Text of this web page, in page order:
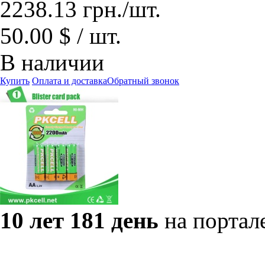
2238.13 грн./шт.
50.00 $ / шт.
В наличии
Купить Оплата и доставкаОбратный звонок
10 лет 181 день на